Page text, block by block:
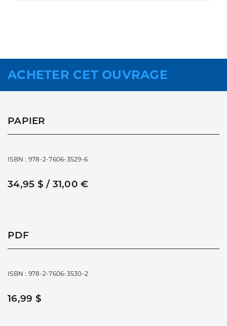
ACHETER CET OUVRAGE
PAPIER
ISBN : 978-2-7606-3529-6
34,95 $ / 31,00 €
PDF
ISBN : 978-2-7606-3530-2
16,99 $